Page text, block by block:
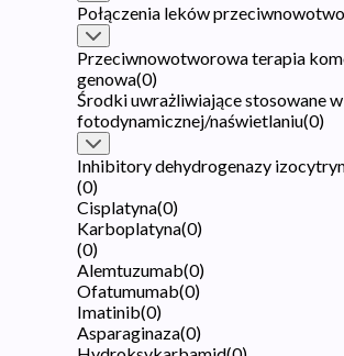
Połączenia leków
Przeciwnowotworowa terapia
genowa(0)
Środki uwrażliwiające stosowane
fotodynamicznej/naświetlaniu(0)
Inhibitory dehydrogenazy
(0)
Cisplatyna(0)
Karboplatyna(0)
(0)
Alemtuzumab(0)
Ofatumumab(0)
Imatinib(0)
Asparaginaza(0)